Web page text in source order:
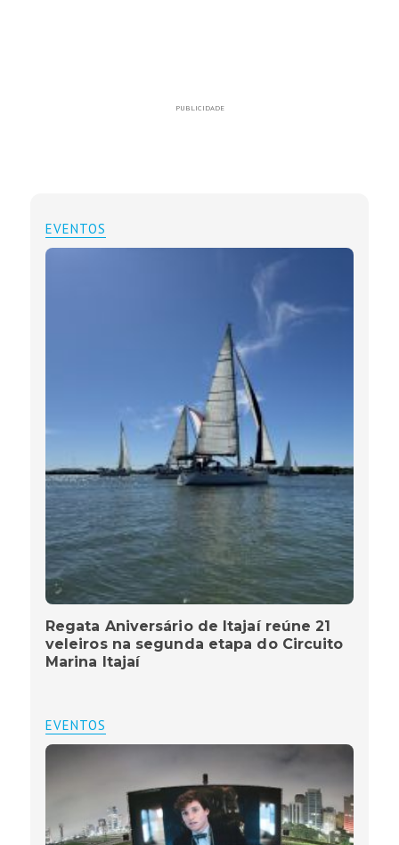
PUBLICIDADE
EVENTOS
Regata Aniversário de Itajaí reúne 21
veleiros na segunda etapa do Circuito
Marina Itajaí
EVENTOS